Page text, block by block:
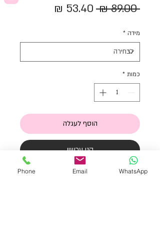
‏89.00 ‏₪
מחיר
מידה *
כמות *
הוסף לעגלה
קני עכשיו
Phone Email WhatsApp